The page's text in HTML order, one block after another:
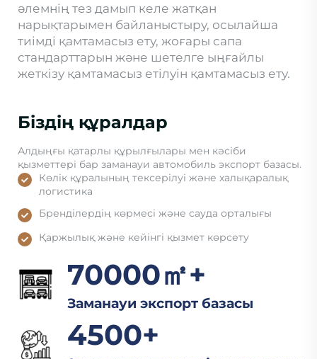
әлемнің тез дамып келе жатқан
нарықтарымен байланыстыру, осылайша
тиімді қамтамасыз ету, жоғары сапа
стандарттарын және шетелге ыңғайлы
жеткізу қамтамасыз етілуін қамтамасыз ету.
Біздің құралдар
Алдыңғы қатарлы құрылғылары мен кәсіби
қызметтері бар заманауи автомобиль экспорт базасы.
Көлік құралының тексерілуі және халықаралық
логистика
Бренділердің көрмесі және сауда орталығы
Қаржылық және кейінгі қызмет көрсету
70000㎡+
Заманауи экспорт базасы
4500+